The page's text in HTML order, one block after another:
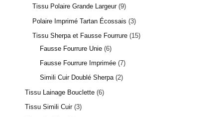
Tissu Polaire Grande Largeur 9
Polaire Imprimé Tartan Écossais 3
Tissu Sherpa et Fausse Fourrure 15
Fausse Fourrure Unie 6
Fausse Fourrure Imprimée 7
Simili Cuir Doublé Sherpa 2
Tissu Lainage Bouclette 6
Tissu Simili Cuir 3